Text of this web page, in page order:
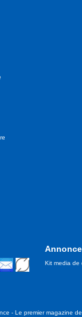
Kit media de
- Le premier magazine